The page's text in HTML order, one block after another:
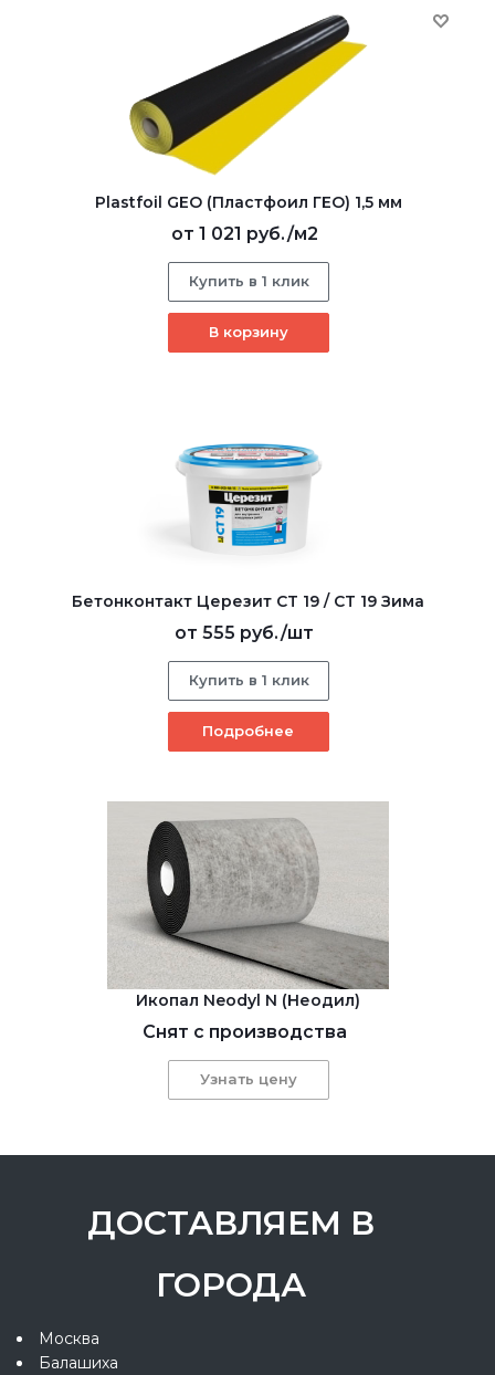
Plastfoil GEO (Пластфоил ГЕО) 1,5 мм
от 1 021 руб./м2
Купить в 1 клик
В корзину
Бетонконтакт Церезит CT 19 / CT 19 Зима
от 555 руб./шт
Купить в 1 клик
Подробнее
Икопал Neodyl N (Неодил)
Снят с производства
Узнать цену
ДОСТАВЛЯЕМ В
ГОРОДА
Москва
Балашиха